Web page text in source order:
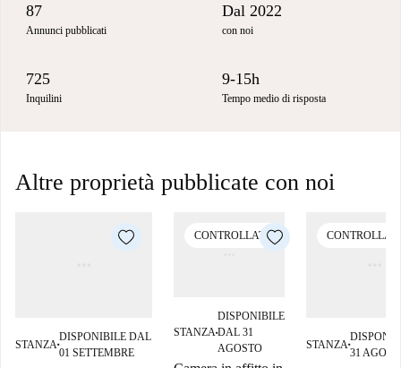
87
Annunci pubblicati
Dal 2022
con noi
725
Inquilini
9-15h
Tempo medio di risposta
Altre proprietà pubblicate con noi
STANZA■
DISPONIBILE DAL
01 SETTEMBRE
CONTROLLATO
STANZA■
DISPONIBILE
DAL 31
AGOSTO
STANZA■
31